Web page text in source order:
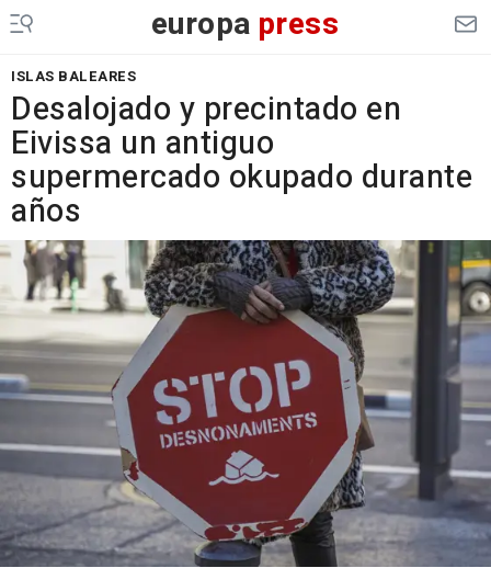
europa press
ISLAS BALEARES
Desalojado y precintado en
Eivissa un antiguo
supermercado okupado durante
años